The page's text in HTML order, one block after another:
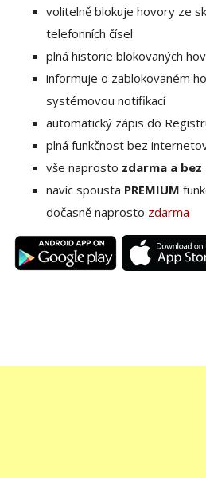
volitelně blokuje hovory ze
telefonních čísel
plná historie blokovaných
informuje o zablokovaném
systémovou notifikací
automatický zápis do
plná funkčnost bez
vše naprosto zdarma a
navíc spousta PREMIUM
dočasně naprosto zdarma